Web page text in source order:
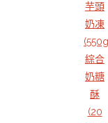
芋頭
奶凍
綜合
奶糖
酥
(20